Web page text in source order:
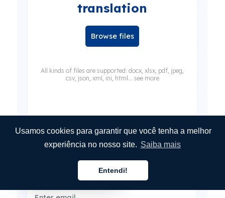
Usamos cookies para garantir que você tenha a melhor
experiência no nosso site. Saiba mais
Entendi!
translation
Browse files
All kinds of files are supported: docx, xlsx, pdf, jpeg,
csv, json, xml, ini, html... see more
Select source language
Select target language(s)
Português